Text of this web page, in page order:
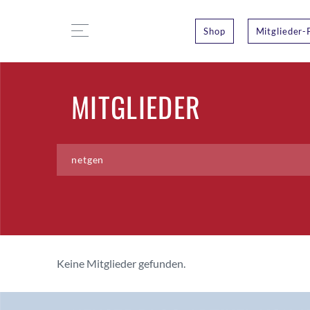
Shop Mitglieder-
MITGLIEDER
Keine Mitglieder gefunden.